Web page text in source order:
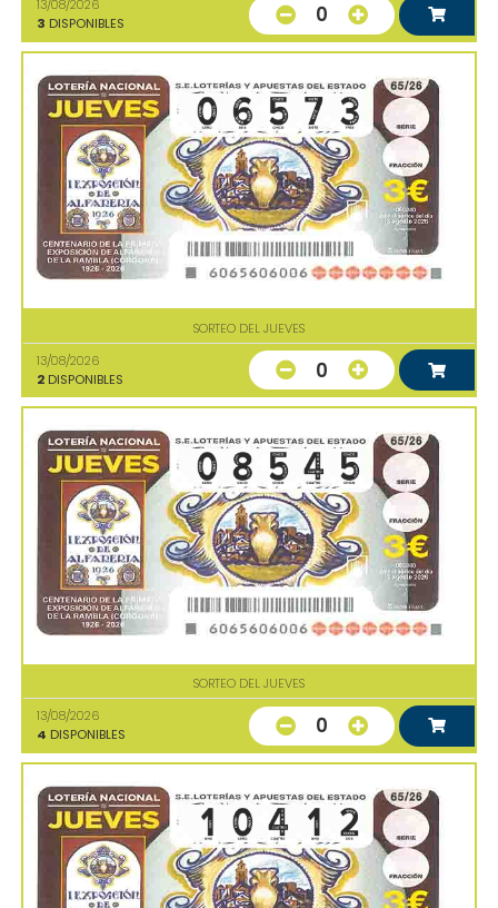
13/08/2026
3 DISPONIBLES 0
SORTEO DEL JUEVES
13/08/2026
2 DISPONIBLES 0
SORTEO DEL JUEVES
13/08/2026
4 DISPONIBLES 0